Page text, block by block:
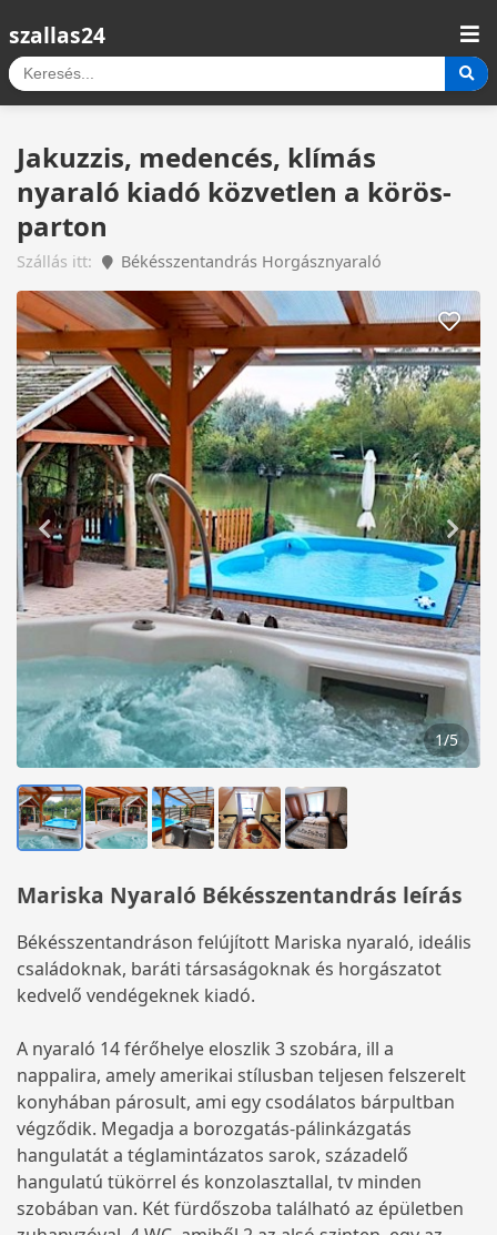
szallas24
Jakuzzis, medencés, klímás
nyaraló kiadó közvetlen a körös-
parton
Szállás itt: Békésszentandrás Horgásznyaraló
1/5
Mariska Nyaraló Békésszentandrás leírás
Békésszentandráson felújított Mariska nyaraló, ideális
családoknak, baráti társaságoknak és horgászatot
kedvelő vendégeknek kiadó.
A nyaraló 14 férőhelye eloszlik 3 szobára, ill a
nappalira, amely amerikai stílusban teljesen felszerelt
konyhában párosult, ami egy csodálatos bárpultban
végződik. Megadja a borozgatás-pálinkázgatás
hangulatát a téglamintázatos sarok, századelő
hangulatú tükörrel és konzolasztallal, tv minden
szobában van. Két fürdőszoba található az épületben